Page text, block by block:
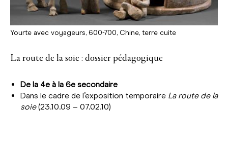
La route de la soie : dossier pédagogique
De la 4e à la 6e secondaire
Dans le cadre de l’exposition temporaire La route de la
soie(23.10.09 – 07.02.10)
Yourte avec voyageurs, 600-700, Chine, terre cuite